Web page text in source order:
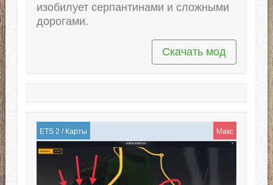
изобилует серпантинами и сложными
дорогами.
Скачать мод
ETS 2 / Карты Макс